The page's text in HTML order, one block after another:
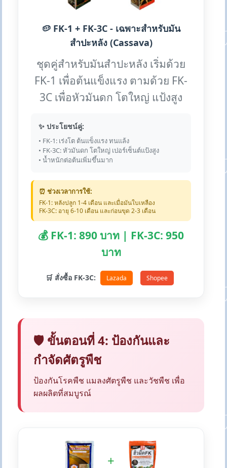
🥔 FK-1 + FK-3C - เฉพาะสำหรับมัน
สำปะหลัง (Cassava)
ชุดคู่สำหรับมันสำปะหลัง เริ่มด้วย
FK-1 เพื่อต้นแข็งแรง ตามด้วย FK-
3C เพื่อหัวมันดก โตใหญ่ แป้งสูง
✨ ประโยชน์คู่:
• FK-1: เร่งโต ต้นแข็งแรง ทนแล้ง
• FK-3C: หัวมันดก โตใหญ่ เปอร์เซ็นต์แป้งสูง
• น้ำหนักต่อต้นเพิ่มขึ้นมาก
⏰ ช่วงเวลาการใช้:
FK-1: หลังปลูก 1-4 เดือน และเมื่อมันใบเหลือง
FK-3C: อายุ 6-10 เดือน และก่อนขุด 2-3 เดือน
💰 FK-1: 890 บาท | FK-3C: 950
บาท
🛒 สั่งซื้อ FK-3C: Lazada Shopee
🛡️ ขั้นตอนที่ 4: ป้องกันและ
กำจัดศัตรูพืช
ป้องกันโรคพืช แมลงศัตรูพืช และวัชพืช เพื่อ
ผลผลิตที่สมบูรณ์
+